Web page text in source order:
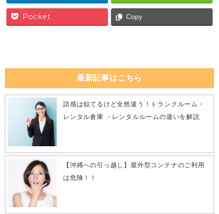
Pocket Copy
最新記事はこちら
語感は似てるけど全然違う！トランクルーム・
レンタル倉庫 ・レンタルルームの違いを解説
【沖縄への引っ越し】屋外型コンテナのご利用
は危険！！